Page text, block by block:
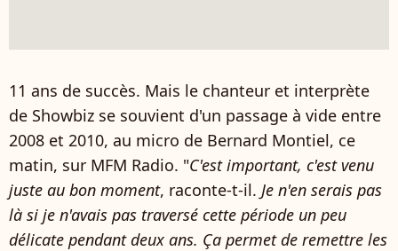
11 ans de succès. Mais le chanteur et interprète
de Showbiz se souvient d'un passage à vide entre
2008 et 2010, au micro de Bernard Montiel, ce
matin, sur MFM Radio. "C'est important, c'est venu
juste au bon moment, raconte-t-il. Je n'en serais pas
là si je n'avais pas traversé cette période un peu
délicate pendant deux ans. Ça permet de remettre les